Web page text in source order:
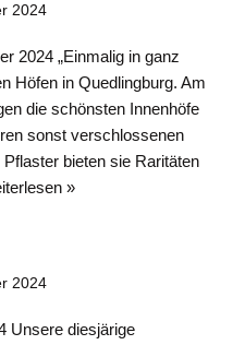
2024
2024 „Einmalig in ganz
Höfen in Quedlingburg. Am
die schönsten Innenhöfe
sonst verschlossenen
bieten sie Raritäten
»
2024
Unsere diesjärige